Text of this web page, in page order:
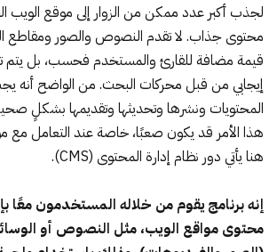
لجذب أكبر عدد ممكن من الزوار إلى موقع الويب
محتوى جذاب. لا تقدم النصوص والصور ومقاطع
قيمة مضافة للقارئ والمستخدم فحسب، بل
إيجابي من قبل محركات البحث. من الواضح أنه
المحتويات ونشرها وتحديثها وتقديمها بشكلٍ
هذا الأمر قد يكون صعبًا، خاصة عند التعامل مع
هنا يأتي دور نظام إدارة المحتوى (CMS).
إنه برنامج يقوم من خلاله المستخدمون معًا
محتوى مواقع الويب، مثل النصوص أو